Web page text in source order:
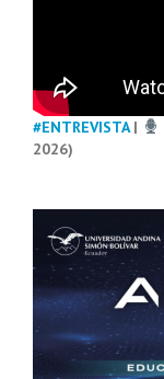
#ENTREVISTA|
2026)